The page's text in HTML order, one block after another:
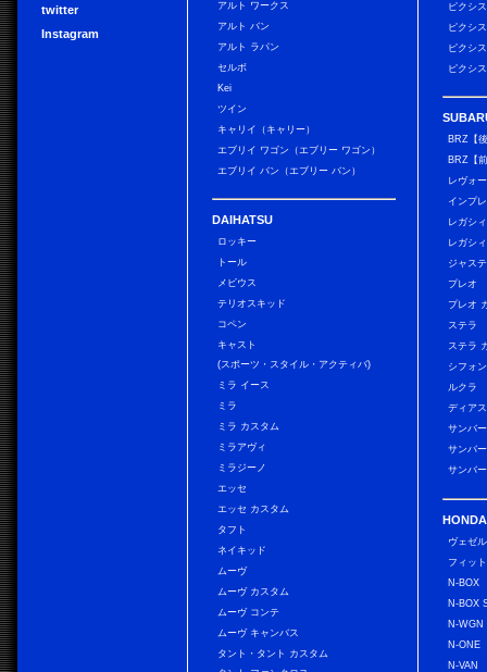
twitter
Instagram
アルト ワークス
アルト バン
アルト ラパン
セルボ
Kei
ツイン
キャリイ（キャリー）
エブリイ ワゴン（エブリー ワゴン）
エブリイ バン（エブリー バン）
DAIHATSU
ロッキー
トール
メビウス
テリオスキッド
コペン
キャスト
(スポーツ・スタイル・アクティバ)
ミラ イース
ミラ
ミラ カスタム
ミラアヴィ
ミラジーノ
エッセ
エッセ カスタム
タフト
ネイキッド
ムーヴ
ムーヴ カスタム
ムーヴ コンテ
ムーヴ キャンバス
タント・タント カスタム
ピクシ
ピクシ
ピクシ
ピクシ
BRZ【
BRZ【
レヴォ
インプ
レガシ
レガシ
ジャス
プレオ
プレオ
ステラ
ステラ
シフォ
ルクラ
ディア
サンバ
サンバ
サンバ
HONDA
ヴェゼル
フィット
N-BOX
N-BOX
N-WGN
N-ONE
N-VAN